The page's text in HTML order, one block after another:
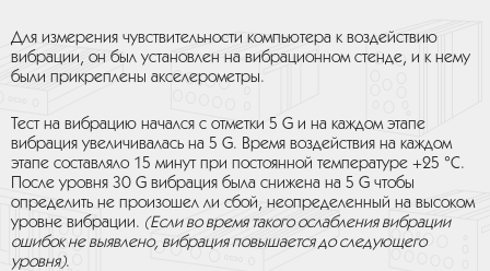
Для измерения чувствительности компьютера к воздействию
вибрации, он был установлен на вибрационном стенде, и к нему
были прикреплены акселерометры.
Тест на вибрацию начался с отметки 5 G и на каждом этапе
вибрация увеличивалась на 5 G. Время воздействия на каждом
этапе составляло 15 минут при постоянной температуре +25 °С.
После уровня 30 G вибрация была снижена на 5 G чтобы
определить не произошел ли сбой, неопределенный на высоком
уровне вибрации. (Если во время такого ослабления вибрации
ошибок не выявлено, вибрация повышается до следующего
уровня).